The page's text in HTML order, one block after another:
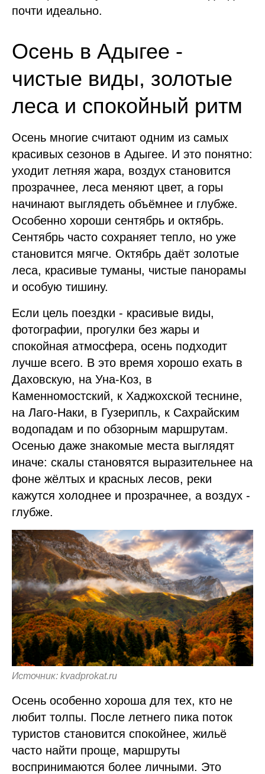
почти идеально.
Осень в Адыгее -
чистые виды, золотые
леса и спокойный ритм
Осень многие считают одним из самых
красивых сезонов в Адыгее. И это понятно:
уходит летняя жара, воздух становится
прозрачнее, леса меняют цвет, а горы
начинают выглядеть объёмнее и глубже.
Особенно хороши сентябрь и октябрь.
Сентябрь часто сохраняет тепло, но уже
становится мягче. Октябрь даёт золотые
леса, красивые туманы, чистые панорамы
и особую тишину.
Если цель поездки - красивые виды,
фотографии, прогулки без жары и
спокойная атмосфера, осень подходит
лучше всего. В это время хорошо ехать в
Даховскую, на Уна-Коз, в
Каменномостский, к Хаджохской теснине,
на Лаго-Наки, в Гузерипль, к Сахрайским
водопадам и по обзорным маршрутам.
Осенью даже знакомые места выглядят
иначе: скалы становятся выразительнее на
фоне жёлтых и красных лесов, реки
кажутся холоднее и прозрачнее, а воздух -
глубже.
Источник: kvadprokat.ru
Осень особенно хороша для тех, кто не
любит толпы. После летнего пика поток
туристов становится спокойнее, жильё
часто найти проще, маршруты
воспринимаются более личными. Это